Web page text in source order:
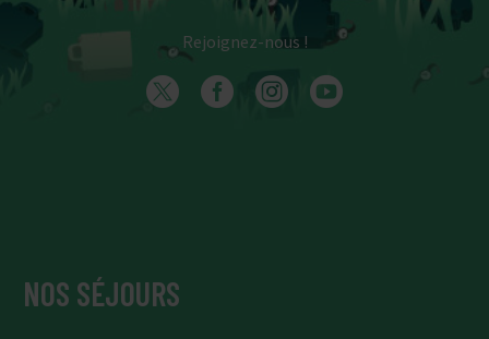
Rejoignez-nous !
NOS SÉJOURS